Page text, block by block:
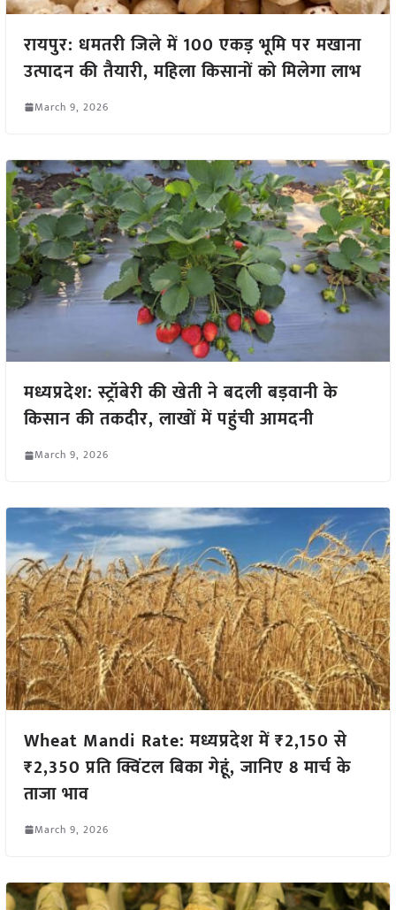
रायपुर: धमतरी जिले में 100 एकड़ भूमि पर मखाना
उत्पादन की तैयारी, महिला किसानों को मिलेगा लाभ
March 9, 2026
मध्यप्रदेश: स्ट्रॉबेरी की खेती ने बदली बड़वानी के
किसान की तकदीर, लाखों में पहुंची आमदनी
March 9, 2026
Wheat Mandi Rate: मध्यप्रदेश में ₹2,150 से
₹2,350 प्रति क्विंटल बिका गेहूं, जानिए 8 मार्च के
ताजा भाव
March 9, 2026